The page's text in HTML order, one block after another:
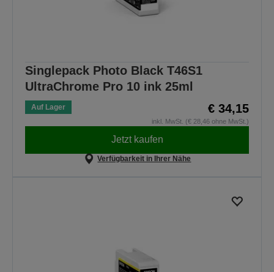
Singlepack Photo Black T46S1
UltraChrome Pro 10 ink 25ml
Auf Lager € 34,15
inkl. MwSt. (€ 28,46 ohne MwSt.)
Jetzt kaufen
Verfügbarkeit in Ihrer Nähe